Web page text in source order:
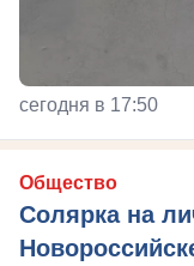
сегодня в 17:50
Общество
Солярка на